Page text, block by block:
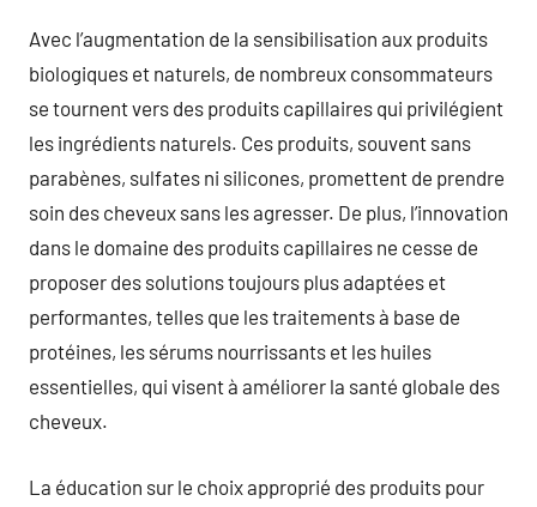
Avec l’augmentation de la sensibilisation aux produits
biologiques et naturels, de nombreux consommateurs
se tournent vers des produits capillaires qui privilégient
les ingrédients naturels. Ces produits, souvent sans
parabènes, sulfates ni silicones, promettent de prendre
soin des cheveux sans les agresser. De plus, l’innovation
dans le domaine des produits capillaires ne cesse de
proposer des solutions toujours plus adaptées et
performantes, telles que les traitements à base de
protéines, les sérums nourrissants et les huiles
essentielles, qui visent à améliorer la santé globale des
cheveux.
La éducation sur le choix approprié des produits pour